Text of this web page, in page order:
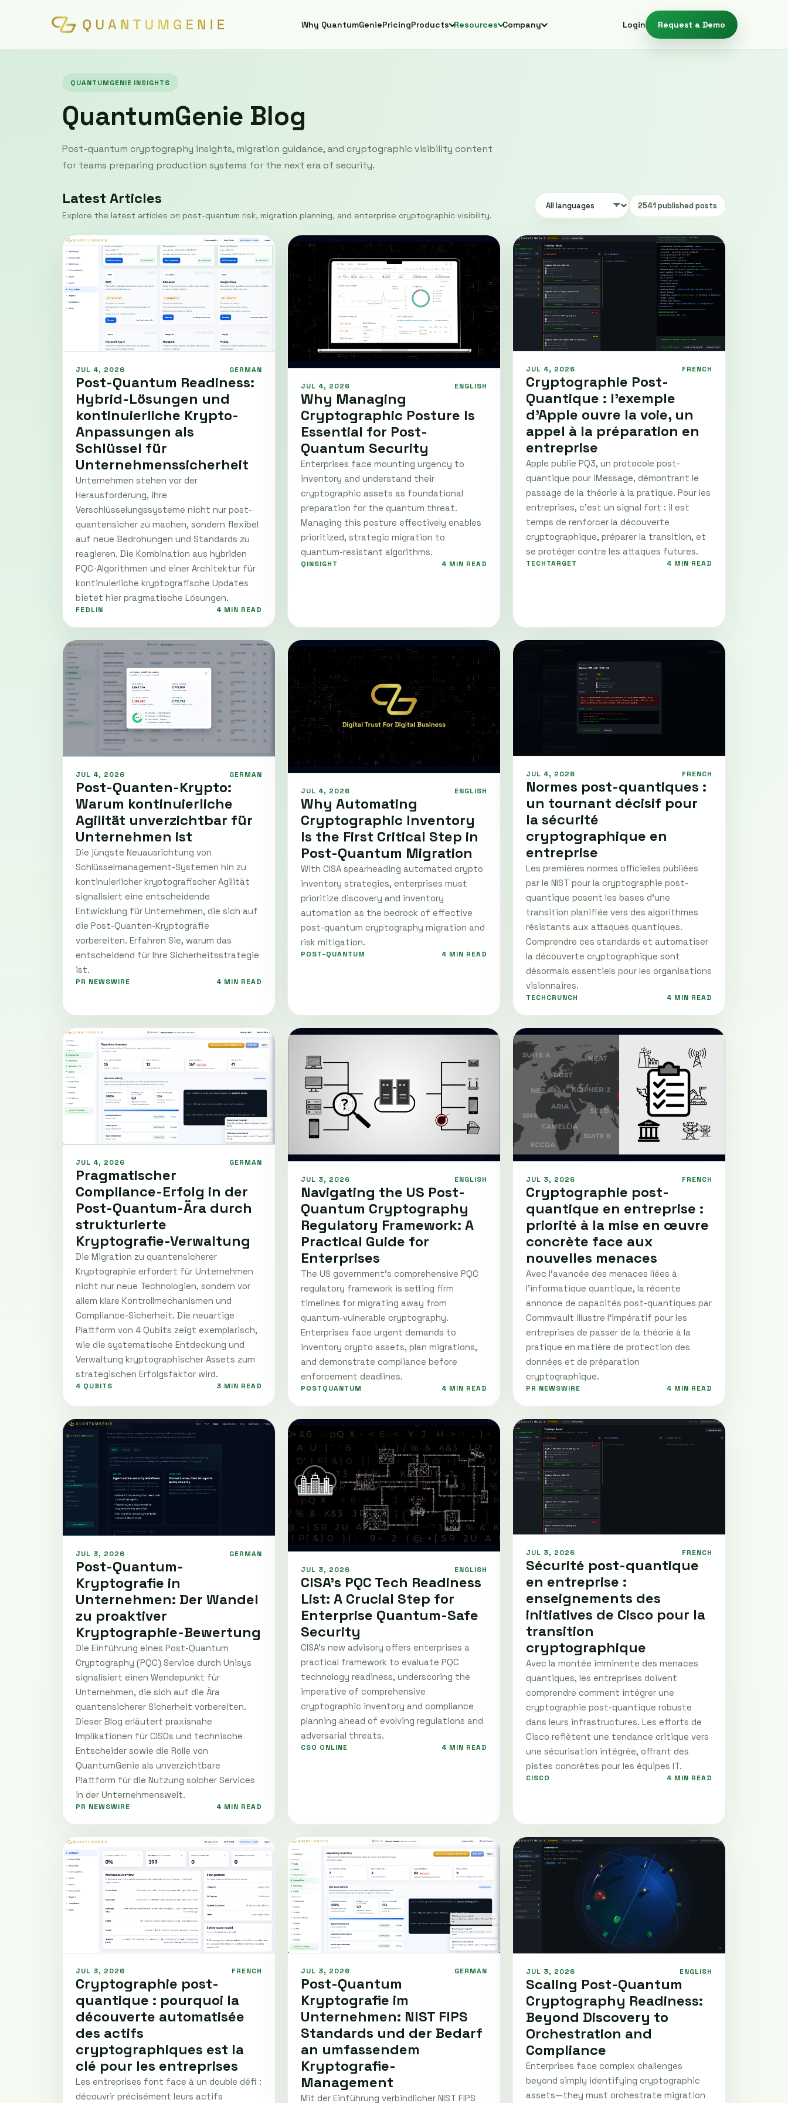
Why QuantumGeniePricingProducts Resources Company Login Request a Demo
QUANTUMGENIE INSIGHTS
QuantumGenie Blog
Post-quantum cryptography insights, migration guidance, and cryptographic visibility content
for teams preparing production systems for the next era of security.
Latest Articles
Explore the latest articles on post-quantum risk, migration planning, and enterprise cryptographic visibility.
2541 published posts
JUL 4, 2026 GERMAN
Post-Quantum Readiness:
Hybrid-Lösungen und
kontinuierliche Krypto-
Anpassungen als
Schlüssel für
Unternehmenssicherheit
Unternehmen stehen vor der
Herausforderung, ihre
Verschlüsselungssysteme nicht nur post-
quantensicher zu machen, sondern flexibel
auf neue Bedrohungen und Standards zu
reagieren. Die Kombination aus hybriden
PQC-Algorithmen und einer Architektur für
kontinuierliche kryptografische Updates
bietet hier pragmatische Lösungen.
FEDLIN 4 MIN READ
JUL 4, 2026 ENGLISH
Why Managing
Cryptographic Posture Is
Essential for Post-
Quantum Security
Enterprises face mounting urgency to
inventory and understand their
cryptographic assets as foundational
preparation for the quantum threat.
Managing this posture effectively enables
prioritized, strategic migration to
quantum-resistant algorithms.
QINSIGHT 4 MIN READ
JUL 4, 2026 FRENCH
Cryptographie Post-
Quantique : l’exemple
d’Apple ouvre la voie, un
appel à la préparation en
entreprise
Apple publie PQ3, un protocole post-
quantique pour iMessage, démontrant le
passage de la théorie à la pratique. Pour les
entreprises, c’est un signal fort : il est
temps de renforcer la découverte
cryptographique, préparer la transition, et
se protéger contre les attaques futures.
TECHTARGET 4 MIN READ
JUL 4, 2026 GERMAN
Post-Quanten-Krypto:
Warum kontinuierliche
Agilität unverzichtbar für
Unternehmen ist
Die jüngste Neuausrichtung von
Schlüsselmanagement-Systemen hin zu
kontinuierlicher kryptografischer Agilität
signalisiert eine entscheidende
Entwicklung für Unternehmen, die sich auf
die Post-Quanten-Kryptografie
vorbereiten. Erfahren Sie, warum das
entscheidend für Ihre Sicherheitsstrategie
ist.
PR NEWSWIRE 4 MIN READ
JUL 4, 2026 ENGLISH
Why Automating
Cryptographic Inventory
Is the First Critical Step in
Post-Quantum Migration
With CISA spearheading automated crypto
inventory strategies, enterprises must
prioritize discovery and inventory
automation as the bedrock of effective
post-quantum cryptography migration and
risk mitigation.
POST-QUANTUM 4 MIN READ
JUL 4, 2026 FRENCH
Normes post-quantiques :
un tournant décisif pour
la sécurité
cryptographique en
entreprise
Les premières normes officielles publiées
par le NIST pour la cryptographie post-
quantique posent les bases d'une
transition planifiée vers des algorithmes
résistants aux attaques quantiques.
Comprendre ces standards et automatiser
la découverte cryptographique sont
désormais essentiels pour les organisations
visionnaires.
TECHCRUNCH 4 MIN READ
JUL 4, 2026 GERMAN
Pragmatischer
Compliance-Erfolg in der
Post-Quantum-Ära durch
strukturierte
Kryptografie-Verwaltung
Die Migration zu quantensicherer
Kryptographie erfordert für Unternehmen
nicht nur neue Technologien, sondern vor
allem klare Kontrollmechanismen und
Compliance-Sicherheit. Die neuartige
Plattform von 4 Qubits zeigt exemplarisch,
wie die systematische Entdeckung und
Verwaltung kryptographischer Assets zum
strategischen Erfolgsfaktor wird.
4 QUBITS 3 MIN READ
JUL 3, 2026 ENGLISH
Navigating the US Post-
Quantum Cryptography
Regulatory Framework: A
Practical Guide for
Enterprises
The US government's comprehensive PQC
regulatory framework is setting firm
timelines for migrating away from
quantum-vulnerable cryptography.
Enterprises face urgent demands to
inventory crypto assets, plan migrations,
and demonstrate compliance before
enforcement deadlines.
POSTQUANTUM 4 MIN READ
JUL 3, 2026 FRENCH
Cryptographie post-
quantique en entreprise :
priorité à la mise en œuvre
concrète face aux
nouvelles menaces
Avec l’avancée des menaces liées à
l’informatique quantique, la récente
annonce de capacités post-quantiques par
Commvault illustre l’impératif pour les
entreprises de passer de la théorie à la
pratique en matière de protection des
données et de préparation
cryptographique.
PR NEWSWIRE 4 MIN READ
JUL 3, 2026 GERMAN
Post-Quantum-
Kryptografie in
Unternehmen: Der Wandel
zu proaktiver
Kryptographie-Bewertung
Die Einführung eines Post-Quantum
Cryptography (PQC) Service durch Unisys
signalisiert einen Wendepunkt für
Unternehmen, die sich auf die Ära
quantensicherer Sicherheit vorbereiten.
Dieser Blog erläutert praxisnahe
Implikationen für CISOs und technische
Entscheider sowie die Rolle von
QuantumGenie als unverzichtbare
Plattform für die Nutzung solcher Services
in der Unternehmenswelt.
PR NEWSWIRE 4 MIN READ
JUL 3, 2026 ENGLISH
CISA’s PQC Tech Readiness
List: A Crucial Step for
Enterprise Quantum-Safe
Security
CISA's new advisory offers enterprises a
practical framework to evaluate PQC
technology readiness, underscoring the
imperative of comprehensive
cryptographic inventory and compliance
planning ahead of evolving regulations and
adversarial threats.
CSO ONLINE 4 MIN READ
JUL 3, 2026 FRENCH
Sécurité post-quantique
en entreprise :
enseignements des
initiatives de Cisco pour la
transition
cryptographique
Avec la montée imminente des menaces
quantiques, les entreprises doivent
comprendre comment intégrer une
cryptographie post-quantique robuste
dans leurs infrastructures. Les efforts de
Cisco reflètent une tendance critique vers
une sécurisation intégrée, offrant des
pistes concrètes pour les équipes IT.
CISCO 4 MIN READ
JUL 3, 2026 FRENCH
Cryptographie post-
quantique : pourquoi la
découverte automatisée
des actifs
cryptographiques est la
clé pour les entreprises
Les entreprises font face à un double défi :
découvrir précisément leurs actifs
JUL 3, 2026 GERMAN
Post-Quantum
Kryptografie im
Unternehmen: NIST FIPS
Standards und der Bedarf
an umfassendem
Kryptografie-
Management
Mit der Einführung verbindlicher NIST FIPS
JUL 3, 2026 ENGLISH
Scaling Post-Quantum
Cryptography Readiness:
Beyond Discovery to
Orchestration and
Compliance
Enterprises face complex challenges
beyond simply identifying cryptographic
assets—they must orchestrate migration